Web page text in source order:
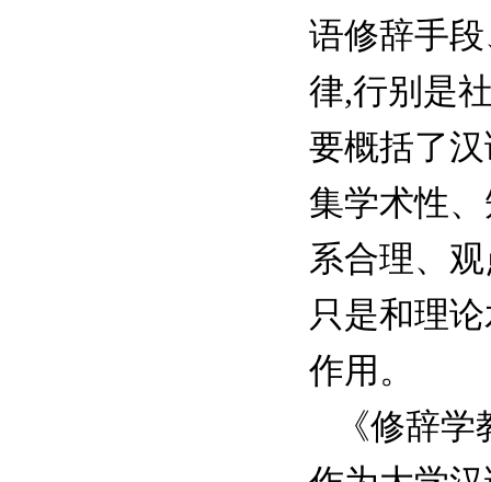
语修辞手
律,行别是
要概括了
集学术性
系合理、
只是和理
作用。
《修辞学